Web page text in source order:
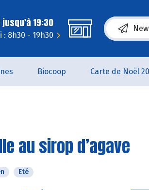
jusqu'à 19:30
: 8h30 - 19h30 (s’ouvre
Biocoop Carte de Noël
au sirop d’agave
Eté